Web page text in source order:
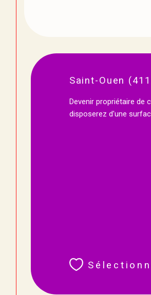
Saint-Ouen
Devenir propriétaire de
disposerez d'une